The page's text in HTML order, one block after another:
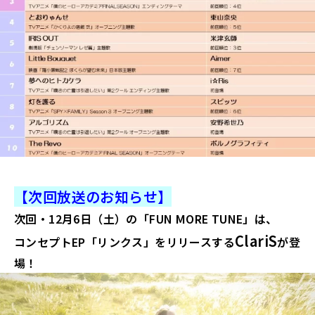
【次回放送のお知らせ】
次回・12月6日（土）の「FUN MORE TUNE」は、
コンセプトEP「リンクス」をリリースするClariSが登
場！